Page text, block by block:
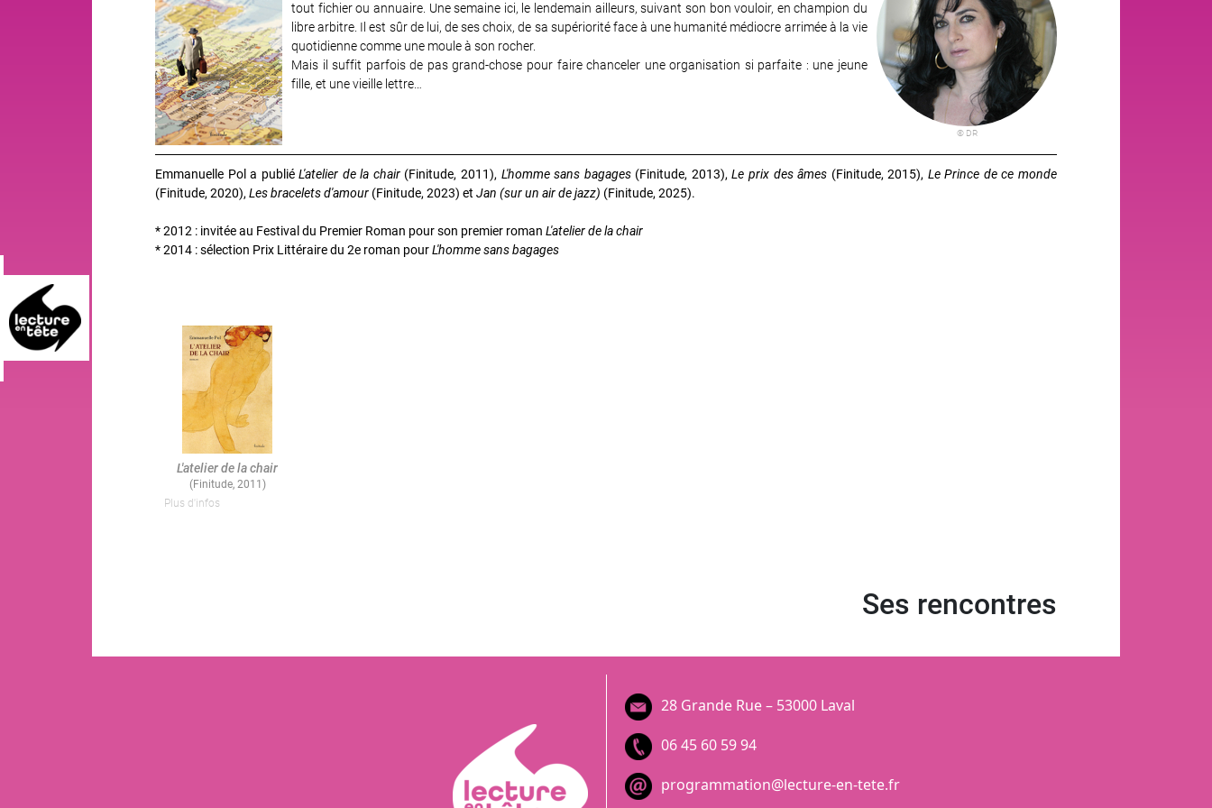
© DR
tout fichier ou annuaire. Une semaine ici, le lendemain ailleurs, suivant son bon vouloir, en champion du
libre arbitre. Il est sûr de lui, de ses choix, de sa supériorité face à une humanité médiocre arrimée à la vie
quotidienne comme une moule à son rocher.
Mais il suffit parfois de pas grand-chose pour faire chanceler une organisation si parfaite : une jeune
fille, et une vieille lettre…
Emmanuelle Pol a publiéL'atelier de la chair(Finitude, 2011), L'homme sans bagages(Finitude, 2013),Le prix des âmes (Finitude, 2015), Le Prince de ce monde
(Finitude, 2020),Les bracelets d'amour (Finitude, 2023) et Jan (sur un air de jazz) (Finitude, 2025).
* 2012 : invitée au Festival du Premier Roman pour son premier roman L'atelier de la chair
* 2014 : sélection Prix Littéraire du 2e roman pourL'homme sans bagages
Image
L'atelier de la chair
(Finitude, 2011)
Plus d'infos
Ses rencontres
28 Grande Rue – 53000 Laval
06 45 60 59 94
programmation@lecture-en-tete.fr